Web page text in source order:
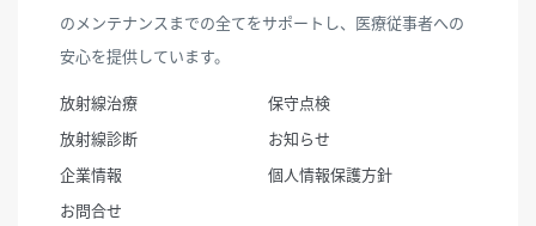
のメンテナンスまでの全てをサポートし、医療従事者への
安心を提供しています。
放射線治療
放射線診断
企業情報
お問合せ
保守点検
お知らせ
個人情報保護方針